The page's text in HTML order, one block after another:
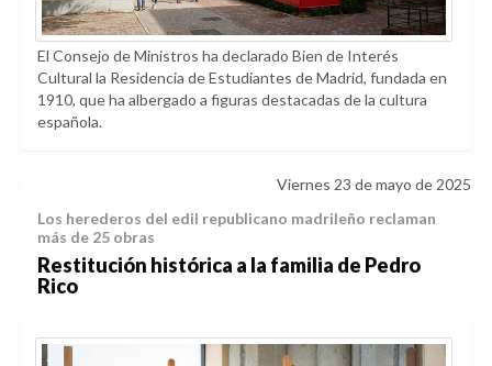
El Consejo de Ministros ha declarado Bien de Interés
Cultural la Residencia de Estudiantes de Madrid, fundada en
1910, que ha albergado a figuras destacadas de la cultura
española.
Viernes 23 de mayo de 2025
Los herederos del edil republicano madrileño reclaman
más de 25 obras
Restitución histórica a la familia de Pedro
Rico